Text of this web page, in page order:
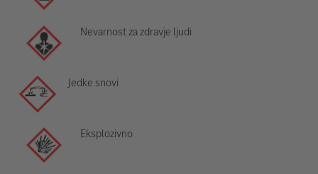
Nevarnost za zdravje ljudi
Jedke snovi
Eksplozivno